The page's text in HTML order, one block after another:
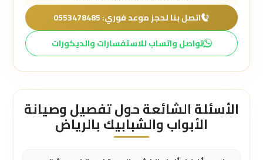
اتصل بنا لحجز موعد فوري: 0553478485
تواصل واتساب للاستفسارات والديكورات
الأسئلة الشائعة حول تفصيل وصيانة
الأبواب والشبابيك بالرياض